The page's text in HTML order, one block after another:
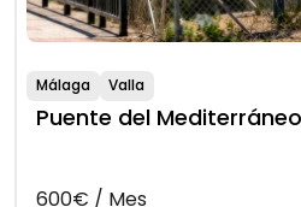
Málaga Valla
Puente del
600€ / Mes